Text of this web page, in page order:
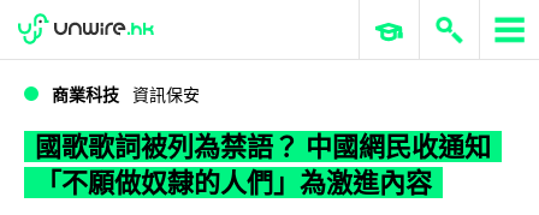
WWDC 2026 ERP 與商業 AI
商業科技 資訊保安
國歌歌詞被列為禁語？ 中國網民收通知
「不願做奴隸的人們」為激進內容